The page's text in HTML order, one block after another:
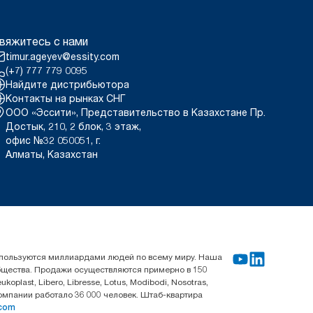
с нами
timur.ageyev@essity.com
(+7) 777 779 0095
Найдите дистрибьютора
Контакты на рынках СНГ
ООО «Эссити», Представительство в Казахстане Пр.
Достык, 210, 2 блок, 3 этаж,
офис №32 050051, г.
Алматы, Казахстан
миллиардами людей по всему миру. Наша
Продажи осуществляются примерно в 150
Libero, Libresse, Lotus, Modibodi, Nosotras,
работало 36 000 человек. Штаб-квартира